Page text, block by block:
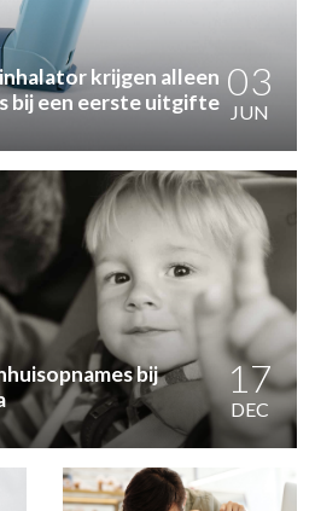
krijgen alleen
bij een eerste uitgifte 03
JUN
bij
17
DEC